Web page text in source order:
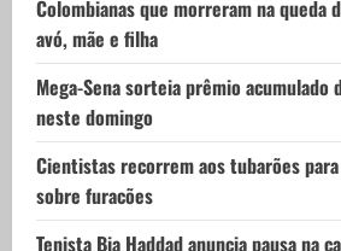
n
Colombianas que morreram na queda
avó, mãe e filha
Mega-Sena sorteia prêmio acumulado
neste domingo
Cientistas recorrem aos tubarões
sobre furacões
Tenista Bia Haddad anuncia pausa na